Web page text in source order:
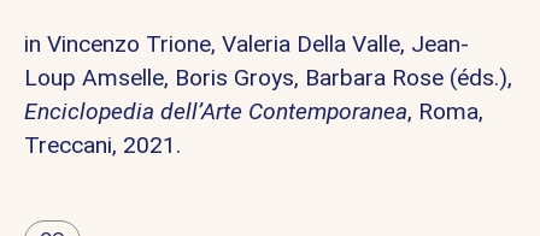
in Vincenzo Trione, Valeria Della Valle, Jean-
Loup Amselle, Boris Groys, Barbara Rose (éds.),
Enciclopedia dell’Arte Contemporanea, Roma,
Treccani, 2021.